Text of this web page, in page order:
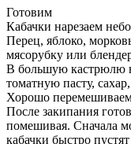
Готовим
Кабачки нарезаем
Перец, яблоко,
мясорубку или
В большую кастрюлю
томатную пасту,
Хорошо
После закипания
помешивая. Сначала
кабачки быстро